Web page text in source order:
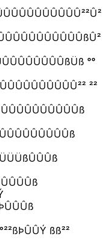
°°
²²
ßß²²